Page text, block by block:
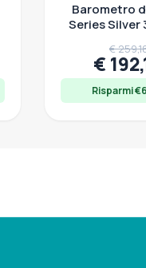
Barometro
Series Silver
€
€
Risparmi